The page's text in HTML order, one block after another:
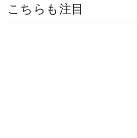
こちらも注目